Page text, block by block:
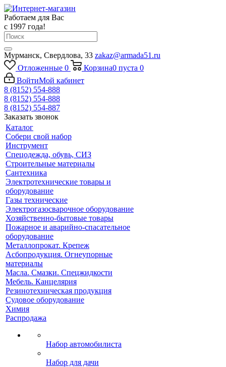
Работаем для Вас
с 1997 года!
Мурманск, Свердлова, 33 zakaz@armada51.ru
Отложенные 0 Корзина0 пуста 0
ВойтиМой кабинет
8 (8152) 554-888
8 (8152) 554-888
8 (8152) 554-887
Заказать звонок
Каталог
Собери свой набор
Инструмент
Спецодежда, обувь, СИЗ
Строительные материалы
Сантехника
Электротехнические товары и
оборудование
Газы технические
Электрогазосварочное оборудование
Хозяйственно-бытовые товары
Пожарное и аварийно-спасательное
оборудование
Металлопрокат. Крепеж
Асбопродукция. Огнеупорные
материалы
Масла. Смазки. Спецжидкости
Мебель. Канцелярия
Резинотехническая продукция
Судовое оборудование
Химия
Распродажа
Набор автомобилиста
Набор для дачи